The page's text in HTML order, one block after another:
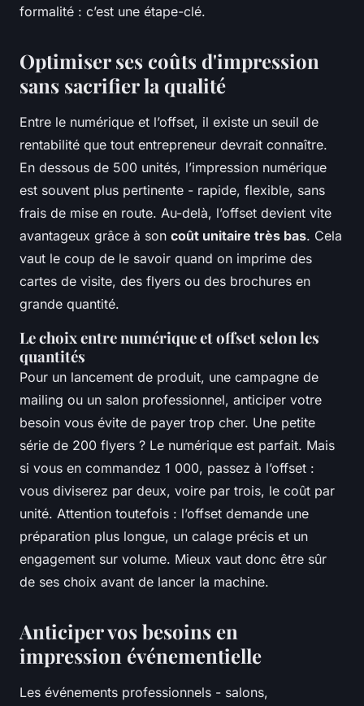
formalité : c’est une étape-clé.
Optimiser ses coûts d'impression
sans sacrifier la qualité
Entre le numérique et l’offset, il existe un seuil de
rentabilité que tout entrepreneur devrait connaître.
En dessous de 500 unités, l’impression numérique
est souvent plus pertinente - rapide, flexible, sans
frais de mise en route. Au-delà, l’offset devient vite
avantageux grâce à son coût unitaire très bas. Cela
vaut le coup de le savoir quand on imprime des
cartes de visite, des flyers ou des brochures en
grande quantité.
Le choix entre numérique et offset selon les
quantités
Pour un lancement de produit, une campagne de
mailing ou un salon professionnel, anticiper votre
besoin vous évite de payer trop cher. Une petite
série de 200 flyers ? Le numérique est parfait. Mais
si vous en commandez 1 000, passez à l’offset :
vous diviserez par deux, voire par trois, le coût par
unité. Attention toutefois : l’offset demande une
préparation plus longue, un calage précis et un
engagement sur volume. Mieux vaut donc être sûr
de ses choix avant de lancer la machine.
Anticiper vos besoins en
impression événementielle
Les événements professionnels - salons,